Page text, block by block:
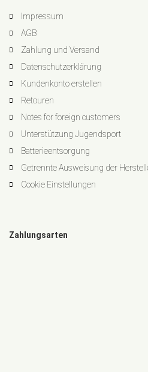
Impressum
AGB
Zahlung und Versand
Datenschutzerklärung
Kundenkonto erstellen
Retouren
Notes for foreign customers
Unterstützung Jugendsport
Batterieentsorgung
Getrennte Ausweisung der
Cookie Einstellungen
Zahlungsarten